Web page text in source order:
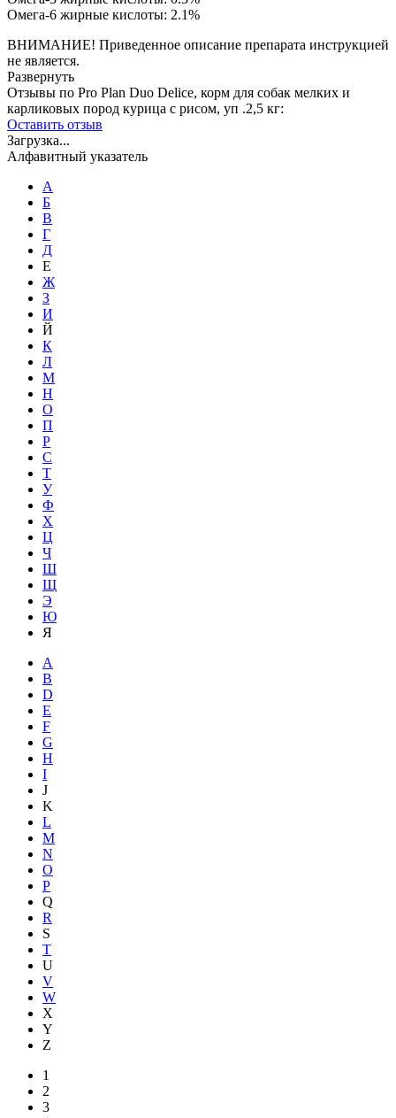
Омега-6 жирные кислоты: 2.1%
ВНИМАНИЕ! Приведенное описание препарата инструкцией
не является.
Развернуть
Отзывы по Pro Plan Duo Delice, корм для собак мелких и
карликовых пород курица с рисом, уп .2,5 кг:
Оставить отзыв
Загрузка...
Алфавитный указатель
А
Б
В
Г
Д
Е
Ж
З
И
Й
К
Л
М
Н
О
П
Р
С
Т
У
Ф
Х
Ц
Ч
Ш
Щ
Э
Ю
Я
A
B
D
E
F
G
H
I
J
K
L
M
N
O
P
Q
R
S
T
U
V
W
X
Y
Z
1
2
3